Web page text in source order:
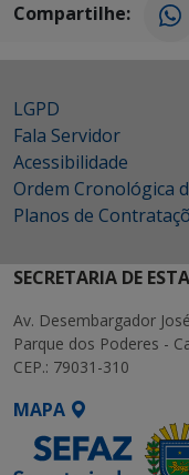
Compartilhe:
LGPD
Fala Servidor
Acessibilidade
Ordem Cronológica
Planos de
SECRETARIA DE
Av. Desembargador
Parque dos Poderes -
CEP.: 79031-310
MAPA